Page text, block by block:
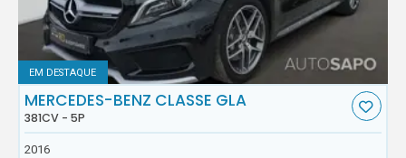
EM DESTAQUE
MERCEDES-BENZ CLASSE GLA
381CV - 5P
2016